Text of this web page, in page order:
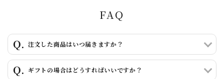
FAQ
注文した商品はいつ届きますか？
ギフトの場合はどうすればいいですか？